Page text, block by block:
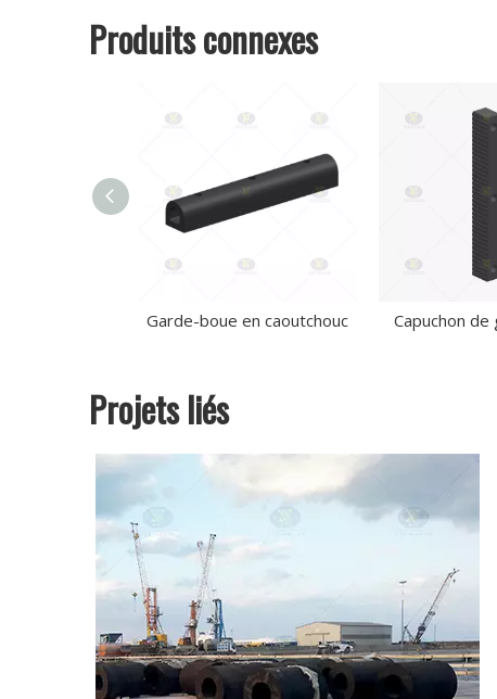
Produits connexes
Garde-boue en caoutchouc Capuchon
Projets liés